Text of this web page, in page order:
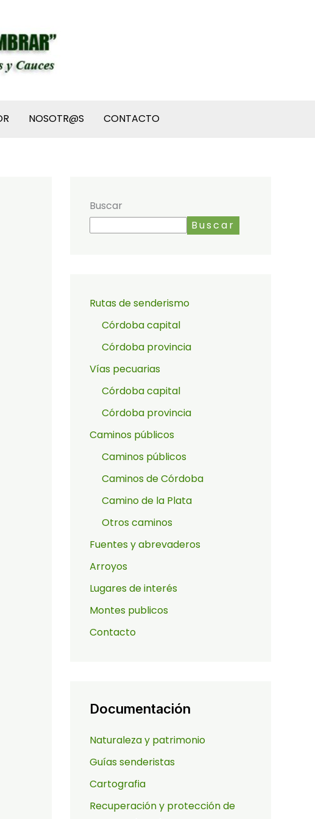
NOSOTR@S CONTACTO
Buscar
Buscar
Rutas de senderismo
Córdoba capital
Córdoba provincia
Vías pecuarias
Córdoba capital
Córdoba provincia
Caminos públicos
Caminos públicos
Caminos de Córdoba
Camino de la Plata
Otros caminos
Fuentes y abrevaderos
Arroyos
Lugares de interés
Montes publicos
Contacto
Documentación
Naturaleza y patrimonio
Guías senderistas
Cartografia
Recuperación y protección de